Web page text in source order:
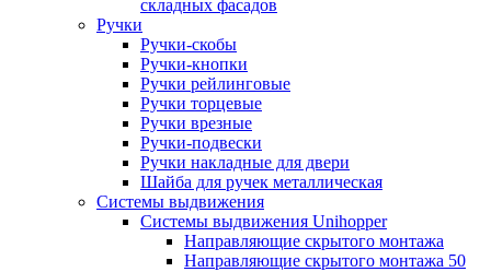
складных фасадов
Ручки
Ручки-скобы
Ручки-кнопки
Ручки рейлинговые
Ручки торцевые
Ручки врезные
Ручки-подвески
Ручки накладные для двери
Шайба для ручек металлическая
Системы выдвижения
Системы выдвижения Unihopper
Направляющие скрытого монтажа
Направляющие скрытого монтажа 50